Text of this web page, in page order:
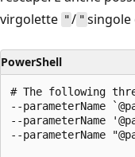
virgolette " / " singole
PowerShell
# The following
--parameterName
--parameterName
--parameterName